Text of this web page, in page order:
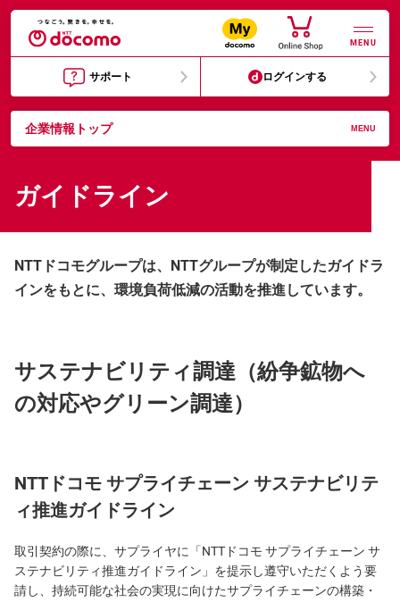
MENU
サポート ログインする
企業情報トップ MENU
ガイドライン
NTTドコモグループは、NTTグループが制定したガイドラ
インをもとに、環境負荷低減の活動を推進しています。
サステナビリティ調達（紛争鉱物へ
の対応やグリーン調達）
NTTドコモ サプライチェーン サステナビリテ
ィ推進ガイドライン
取引契約の際に、サプライヤに「NTTドコモ サプライチェーン サ
ステナビリティ推進ガイドライン」を提示し遵守いただくよう要
請し、持続可能な社会の実現に向けたサプライチェーンの構築・